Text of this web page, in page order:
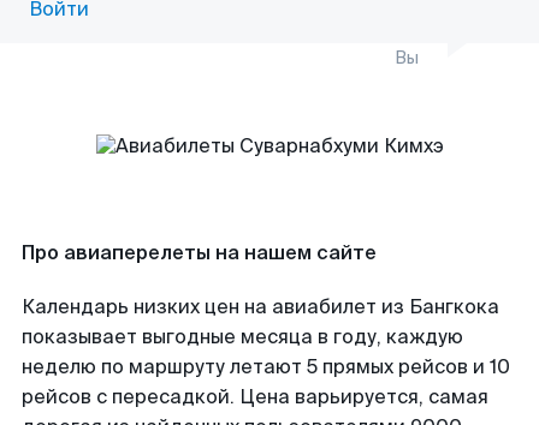
Войти
Вы
Про авиаперелеты на нашем сайте
Календарь низких цен на авиабилет из Бангкока
показывает выгодные месяца в году, каждую
неделю по маршруту летают 5 прямых рейсов и 10
рейсов с пересадкой. Цена варьируется, самая